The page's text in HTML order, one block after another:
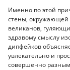
Именно по этой
стены, окружающей
великанов,
здравому смыслу
дипфейков
увлекательно и
совершенно